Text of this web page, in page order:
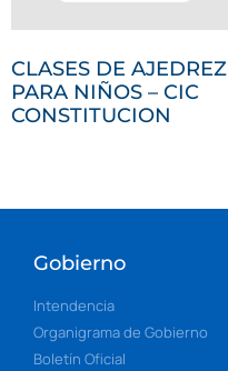
CLASES DE AJEDREZ
PARA NIÑOS – CIC
CONSTITUCION
Gobierno
Intendencia
Organigrama de Gobierno
Boletín Oficial